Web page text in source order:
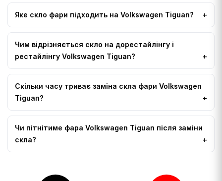
Яке скло фари підходить на Volkswagen Tiguan?
Чим відрізняється скло на дорестайлінгу і
рестайлінгу Volkswagen Tiguan?
Скільки часу триває заміна скла фари Volkswagen
Tiguan?
Чи пітнітиме фара Volkswagen Tiguan після заміни
скла?